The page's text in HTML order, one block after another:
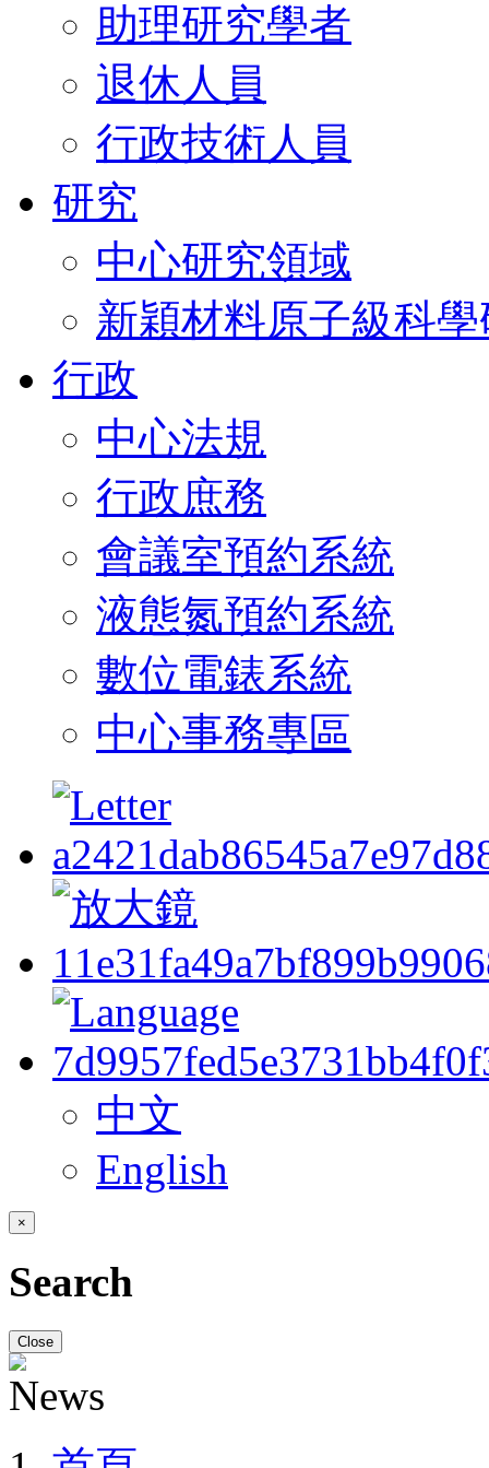
助理研究學者
退休人員
行政技術人員
研究
中心研究領域
新穎材料原子級科
行政
中心法規
行政庶務
會議室預約系統
液態氮預約系統
數位電錶系統
中心事務專區
中文
English
×
Search
Close